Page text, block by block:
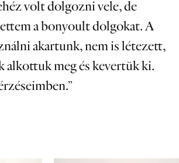
volt dolgozni vele, de
a bonyoult dolgokat. A
akartunk, nem is létezett,
alkottuk meg és kevertük ki.